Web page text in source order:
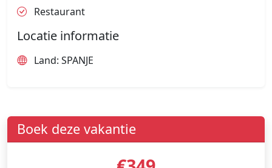
Restaurant
Locatie informatie
Land: SPANJE
Boek deze vakantie